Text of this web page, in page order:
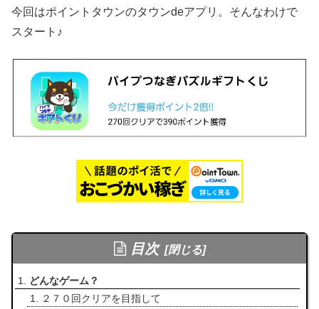
今回はポイントタウンのタウンdeアプリ。そんなわけで
スタート♪
目次
どんなゲーム？
２７０回クリアを目指して